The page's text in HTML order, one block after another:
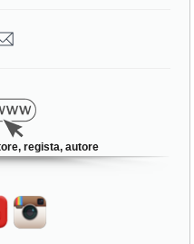
regista, autore